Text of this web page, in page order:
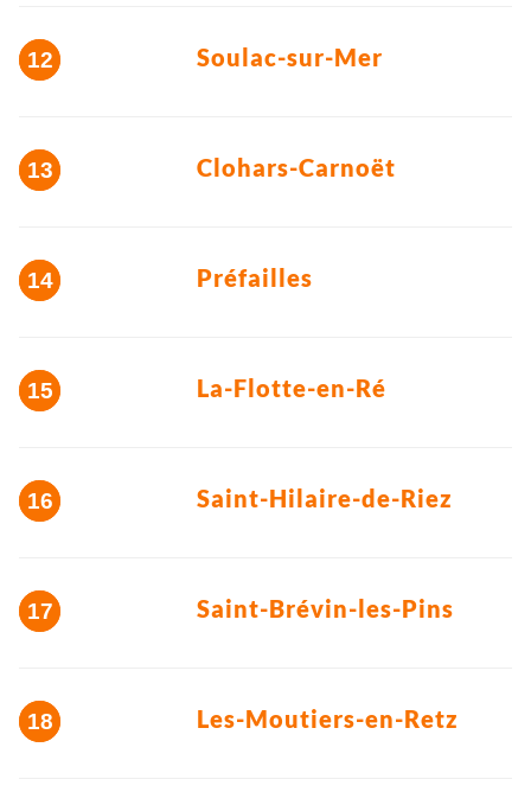
Soulac-sur-Mer
Clohars-Carnoët
Préfailles
La-Flotte-en-Ré
Saint-Hilaire-de-Riez
Saint-Brévin-les-Pins
Les-Moutiers-en-Retz